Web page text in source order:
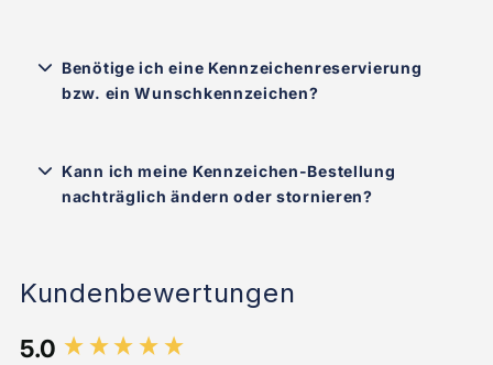
Benötige ich eine Kennzeichenreservierung
bzw. ein Wunschkennzeichen?
Kann ich meine Kennzeichen-Bestellung
nachträglich ändern oder stornieren?
Kundenbewertungen
5.0
New content loaded